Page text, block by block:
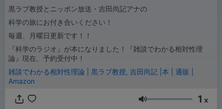
黒ラブ教授とニッポン放送・吉田尚記アナの
科学の旅にお付き合いください！
毎週、月曜日更新です！！
『科学のラジオ』が本になりました！『雑談でわかる相対性理
論』現在、予約受付中！
雑談でわかる相対性理論 | 黒ラブ教授, 吉田尚記 |本 | 通販 |
Amazon
Volumen 1 x